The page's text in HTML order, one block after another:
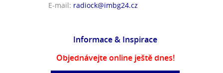
E-mail: radiock@imbg24.cz
Informace & Inspirace
Objednávejte online ještě dnes!